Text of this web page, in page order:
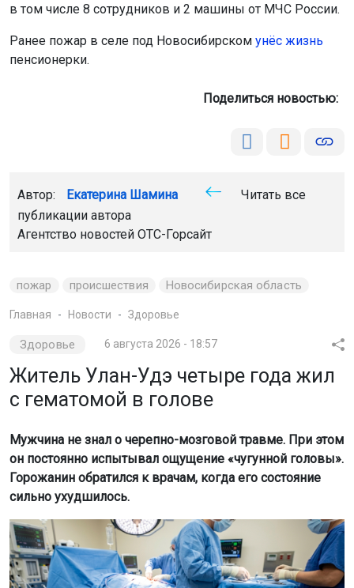
в том числе 8 сотрудников и 2 машины от МЧС России.
Ранее пожар в селе под Новосибирском унёс жизнь
пенсионерки.
Поделиться новостью:
Автор: Екатерина Шамина
Читать все
публикации автора
Агентство новостей ОТС-Горсайт
пожар происшествия Новосибирская область
Главная Новости Здоровье
Здоровье 6 августа 2026 - 18:57
Житель Улан-Удэ четыре года жил
с гематомой в голове
Мужчина не знал о черепно-мозговой травме. При этом
он постоянно испытывал ощущение «чугунной головы».
Горожанин обратился к врачам, когда его состояние
сильно ухудшилось.